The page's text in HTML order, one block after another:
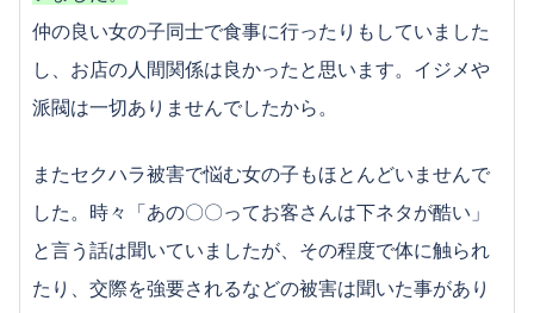
仲の良い女の子同士で食事に行ったりもしていました
し、お店の人間関係は良かったと思います。イジメや
派閥は一切ありませんでしたから。
またセクハラ被害で悩む女の子もほとんどいませんで
した。時々「あの〇〇ってお客さんは下ネタが酷い」
と言う話は聞いていましたが、その程度で体に触られ
たり、交際を強要されるなどの被害は聞いた事があり